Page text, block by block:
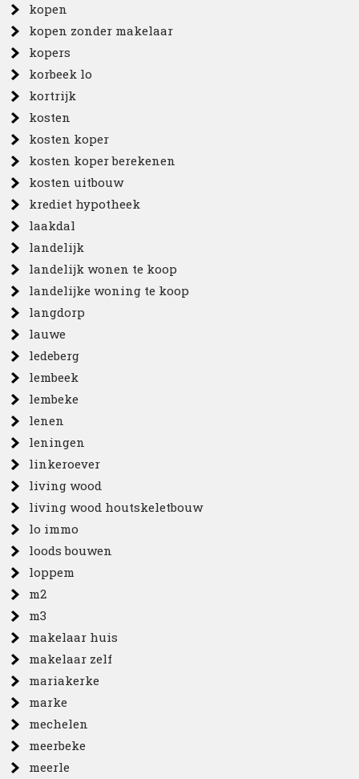
kopen
kopen zonder makelaar
kopers
korbeek lo
kortrijk
kosten
kosten koper
kosten koper berekenen
kosten uitbouw
krediet hypotheek
laakdal
landelijk
landelijk wonen te koop
landelijke woning te koop
langdorp
lauwe
ledeberg
lembeek
lembeke
lenen
leningen
linkeroever
living wood
living wood houtskeletbouw
lo immo
loods bouwen
loppem
m2
m3
makelaar huis
makelaar zelf
mariakerke
marke
mechelen
meerbeke
meerle